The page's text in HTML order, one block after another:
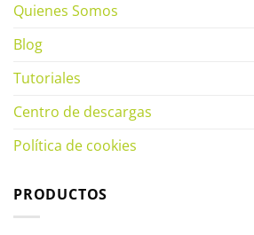
Quienes Somos
Blog
Tutoriales
Centro de descargas
Política de cookies
PRODUCTOS